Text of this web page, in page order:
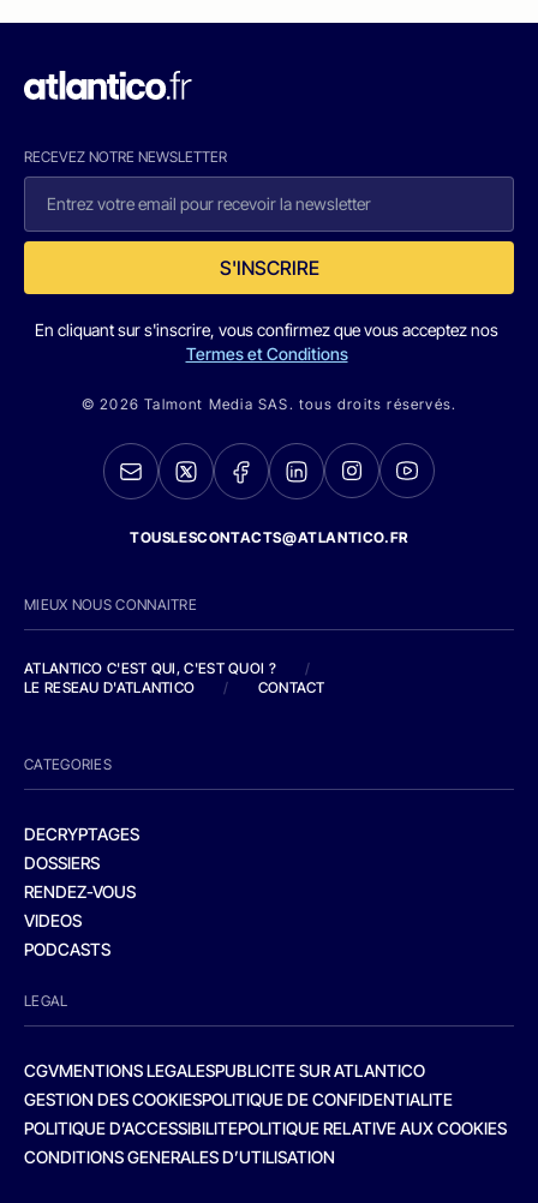
RECEVEZ NOTRE NEWSLETTER
S'INSCRIRE
En cliquant sur s'inscrire, vous confirmez que vous acceptez nos
Termes et Conditions
© 2026 Talmont Media SAS. tous droits réservés.
TOUSLESCONTACTS@ATLANTICO.FR
MIEUX NOUS CONNAITRE
ATLANTICO C'EST QUI, C'EST QUOI ?
/
LE RESEAU D'ATLANTICO
/ CONTACT
CATEGORIES
DECRYPTAGES
DOSSIERS
RENDEZ-VOUS
VIDEOS
PODCASTS
LEGAL
CGVMENTIONS LEGALESPUBLICITE SUR ATLANTICO
GESTION DES COOKIESPOLITIQUE DE CONFIDENTIALITE
POLITIQUE D’ACCESSIBILITEPOLITIQUE RELATIVE AUX COOKIES
CONDITIONS GENERALES D’UTILISATION